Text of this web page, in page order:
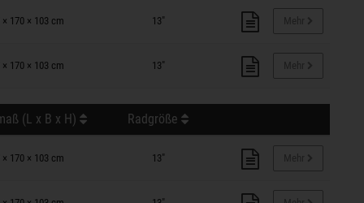
× 170 × 103 cm 13"
× 170 × 103 cm 13"
(L x B x H) Radgröße
× 170 × 103 cm 13"